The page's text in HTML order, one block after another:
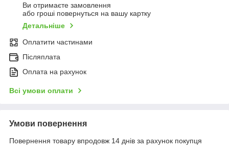
Ви отримаєте замовлення
або гроші повернуться на вашу картку
Детальніше
Оплатити частинами
Післяплата
Оплата на рахунок
Всі умови оплати
Умови повернення
Повернення товару впродовж 14 днів за рахунок покупця